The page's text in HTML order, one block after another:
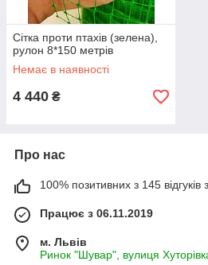
Сітка проти птахів (зелена),
рулон 8*150 метрів
Немає в наявності
4 440 ₴
Про нас
100% позитивних з 145 відгуків
Працює з 06.11.2019
м. Львів
Ринок "Шувар", вулиця